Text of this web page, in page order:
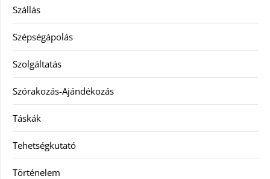
Szállás
Szépségápolás
Szolgáltatás
Szórakozás-Ajándékozás
Táskák
Tehetségkutató
Történelem